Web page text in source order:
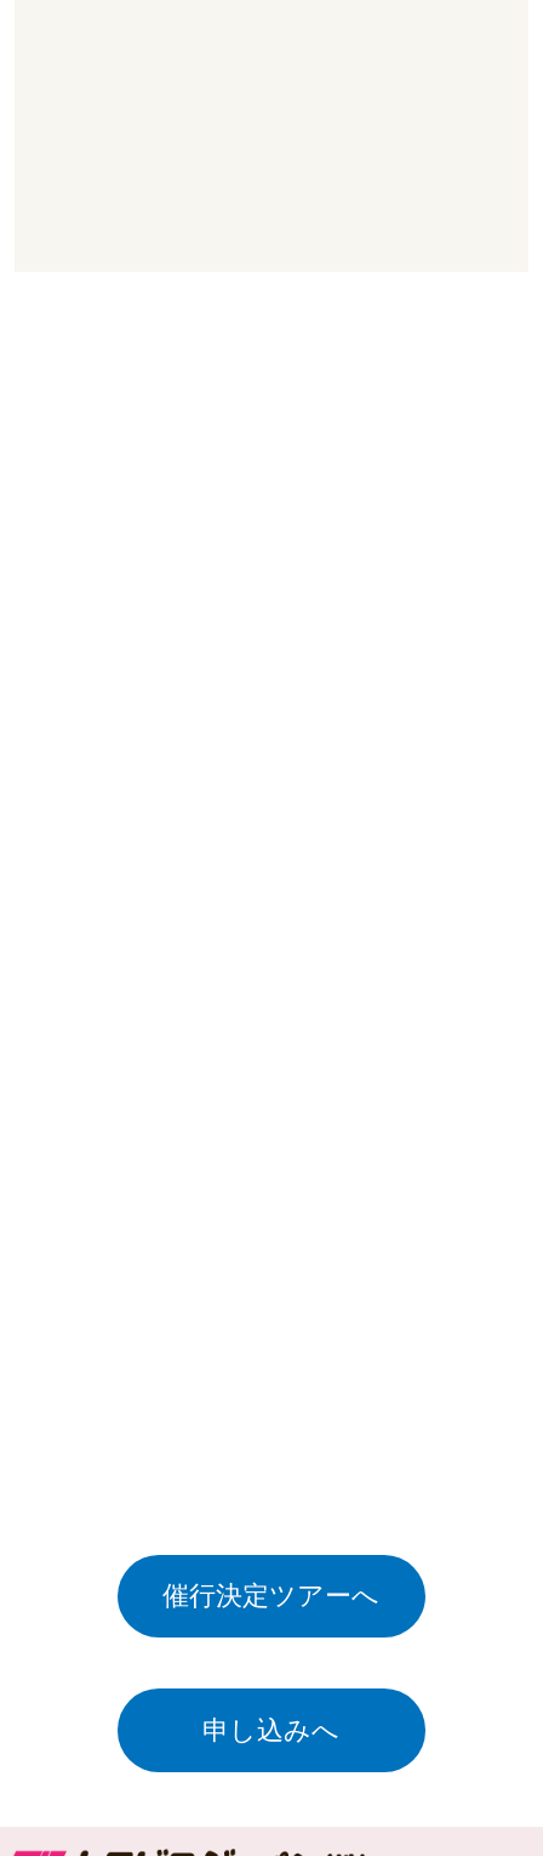
催行決定ツアーへ
申し込みへ